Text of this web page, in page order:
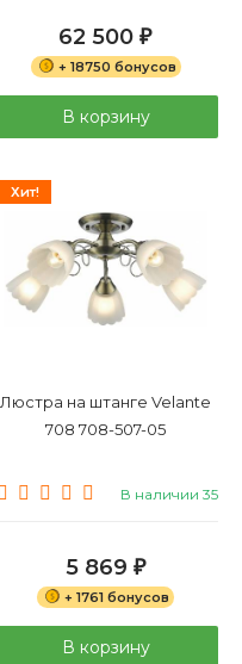
62 500 ₽
+ 18750 бонусов
В корзину
Хит!
Люстра на штанге Velante
708 708-507-05
В наличии 35
5 869 ₽
+ 1761 бонусов
В корзину